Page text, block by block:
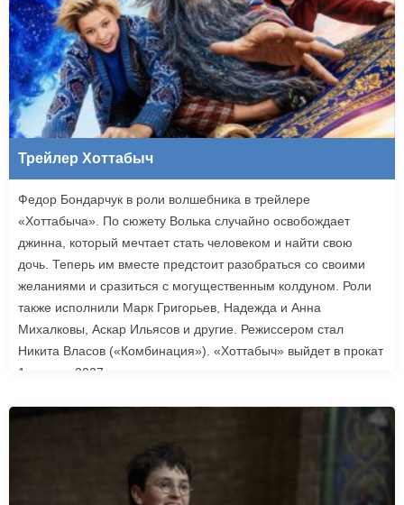
Трейлер Хоттабыч
Федор Бондарчук в роли волшебника в трейлере
«Хоттабыча». По сюжету Волька случайно освобождает
джинна, который мечтает стать человеком и найти свою
дочь. Теперь им вместе предстоит разобраться со своими
желаниями и сразиться с могущественным колдуном. Роли
также исполнили Марк Григорьев, Надежда и Анна
Михалковы, Аскар Ильясов и другие. Режиссером стал
Никита Власов («Комбинация»). «Хоттабыч» выйдет в прокат
1 января 2027 года.